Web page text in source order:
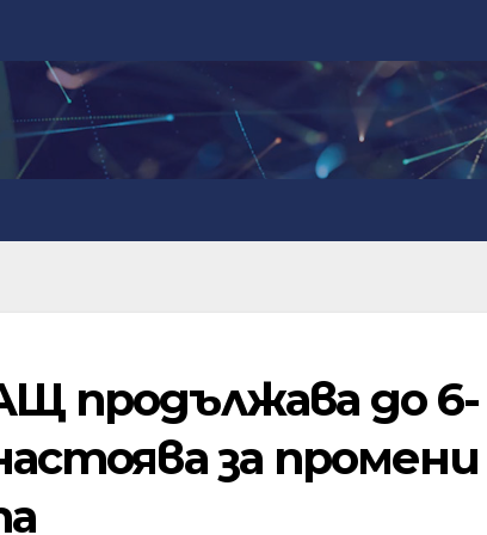
продължава до 6-
за промени